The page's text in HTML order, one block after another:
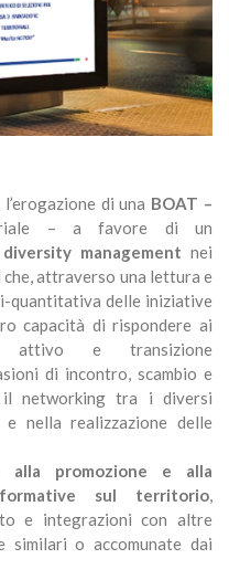
di una BOAT –
– a favore di un
management nei
attraverso una lettura e
quantitativa delle iniziative
capacità di rispondere ai
attivo e transizione
di incontro, scambio e
networking tra i diversi
nella realizzazione delle
alla promozione e alla
sul territorio,
e integrazioni con altre
o accomunate dai